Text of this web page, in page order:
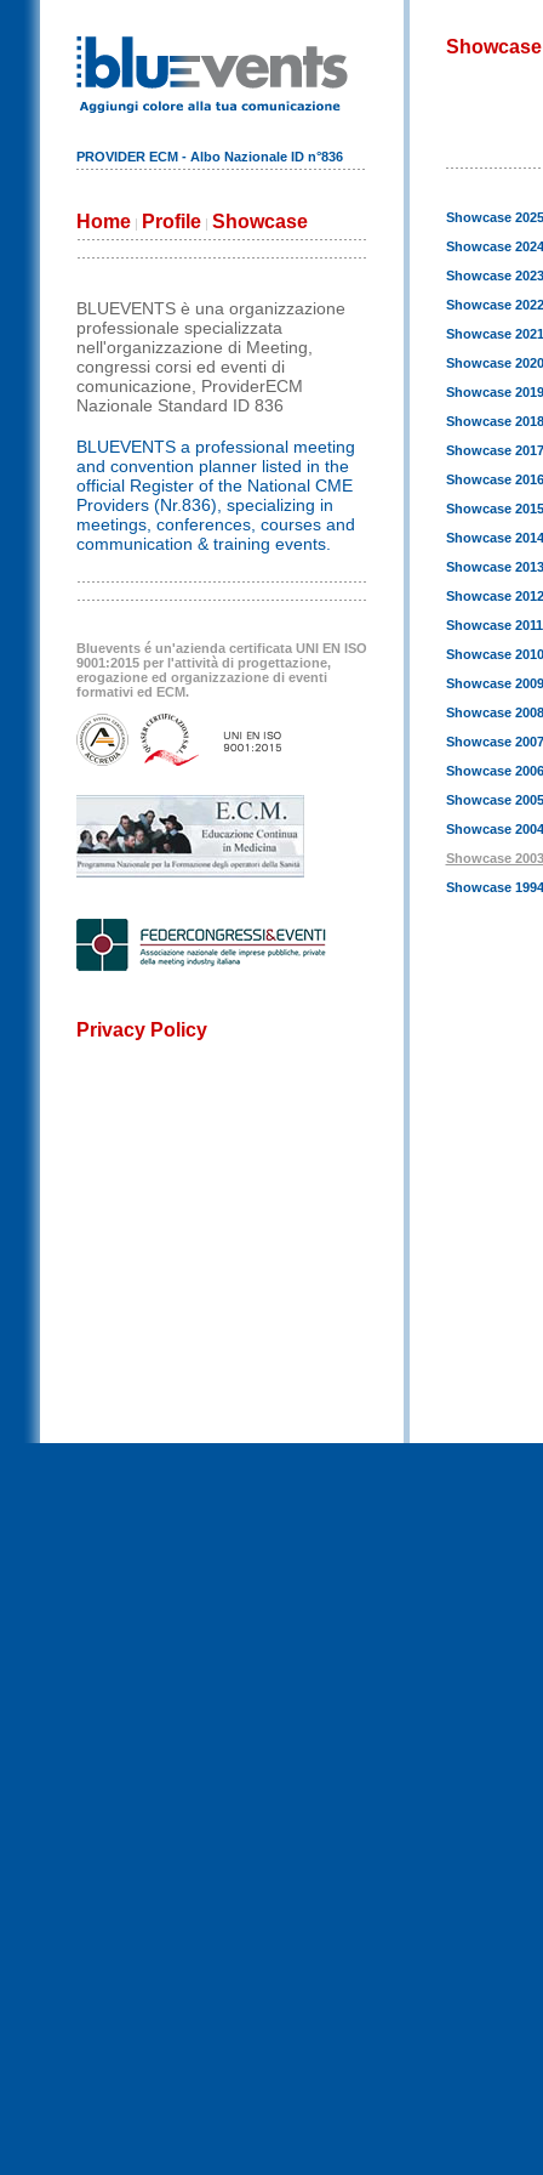
PROVIDER ECM - Albo Nazionale ID n°836
Home| Profile| Showcase
BLUEVENTS è una organizzazione
professionale specializzata
nell'organizzazione di Meeting,
congressi corsi ed eventi di
comunicazione, ProviderECM
Nazionale Standard ID 836
BLUEVENTS a professional meeting
and convention planner listed in the
official Register of the National CME
Providers (Nr.836), specializing in
meetings, conferences, courses and
communication & training events.
Bluevents é un'azienda certificata UNI EN ISO
9001:2015 per l'attività di progettazione,
erogazione ed organizzazione di eventi
formativi ed ECM.
Privacy Policy
Showcase
Showcase 2025
Showcase 2024
Showcase 2023
Showcase 2022
Showcase 2021
Showcase 2020
Showcase 2019
Showcase 2018
Showcase 2017
Showcase 2016
Showcase 2015
Showcase 2014
Showcase 2013
Showcase 2012
Showcase 2011
Showcase 2010
Showcase 2009
Showcase 2008
Showcase 2007
Showcase 2006
Showcase 2005
Showcase 2004
Showcase 2003
Showcase